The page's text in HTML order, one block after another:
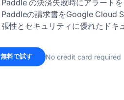
Paddle の決済失敗時にアラート
Paddleの請求書をGoogle Cloud
張性とセキュリティに優れたドキ
無料で試す No credit card required